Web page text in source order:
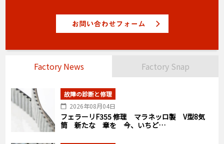
Factory News Factory Snap
故障の診断と修理
2026年08月04日
フェラーリF355 修理 マラネッロ製 V型8気
筒 新たな 章を 今、いちど…